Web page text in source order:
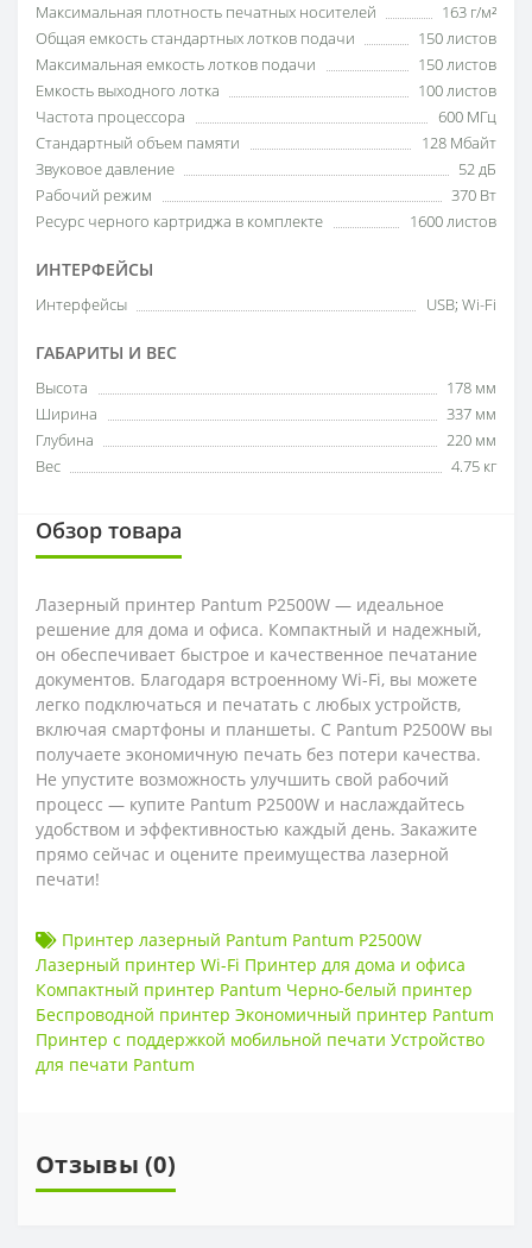
Максимальная плотность печатных носителей
163 г/м²
Общая емкость стандартных лотков подачи
150 листов
Максимальная емкость лотков подачи
150 листов
Емкость выходного лотка
100 листов
Частота процессора
600 МГц
Стандартный объем памяти
128 Мбайт
Звуковое давление
52 дБ
Рабочий режим
370 Вт
Ресурс черного картриджа в комплекте
1600 листов
ИНТЕРФЕЙСЫ
Интерфейсы USB; Wi-Fi
ГАБАРИТЫ И ВЕС
Высота
178 мм
Ширина
337 мм
Глубина
220 мм
Вес
4.75 кг
Обзор товара
Лазерный принтер Pantum P2500W — идеальное
решение для дома и офиса. Компактный и надежный,
он обеспечивает быстрое и качественное печатание
документов. Благодаря встроенному Wi-Fi, вы можете
легко подключаться и печатать с любых устройств,
включая смартфоны и планшеты. С Pantum P2500W вы
получаете экономичную печать без потери качества.
Не упустите возможность улучшить свой рабочий
процесс — купите Pantum P2500W и наслаждайтесь
удобством и эффективностью каждый день. Закажите
прямо сейчас и оцените преимущества лазерной
печати!
Принтер лазерный Pantum Pantum P2500W
Лазерный принтер Wi-Fi Принтер для дома и офиса
Компактный принтер Pantum Черно-белый принтер
Беспроводной принтер Экономичный принтер Pantum
Принтер с поддержкой мобильной печати Устройство
для печати Pantum
Отзывы (0)